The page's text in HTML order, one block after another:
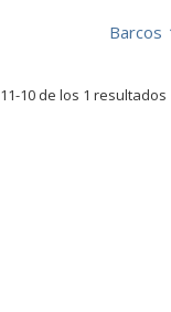
Barcos
11-10 de los 1 resultados